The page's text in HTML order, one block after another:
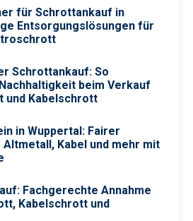
für Schrottankauf in
Entsorgungslösungen für
Schrottankauf: So
beim Verkauf
und Kabelschrott
in Wuppertal: Fairer
Kabel und mehr mit
Fachgerechte Annahme
Kabelschrott und